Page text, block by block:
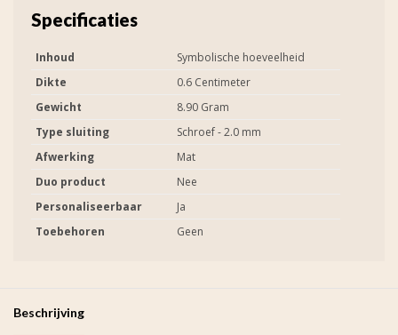
Specificaties
Inhoud
Symbolische hoeveelheid
Dikte
0.6 Centimeter
Gewicht
8.90 Gram
Type sluiting
Schroef - 2.0 mm
Afwerking
Mat
Duo product
Nee
Personaliseerbaar
Ja
Toebehoren
Geen
Beschrijving